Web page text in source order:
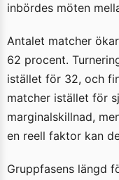
inbördes möten
Antalet matcher
62 procent.
istället för 32, och
matcher istället för
marginalskillnad,
en reell faktor kan
Gruppfasens längd